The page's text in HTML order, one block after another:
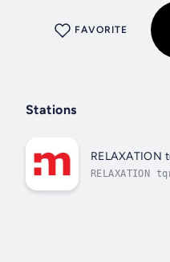
FAVORITE
Stations
RELAXATION
RELAXATION